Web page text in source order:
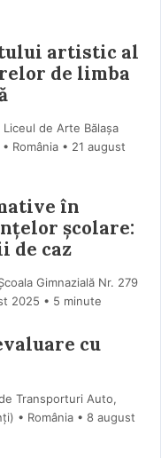
artistic al
de limba
Liceul de Arte Bălașa
România
21 august
în
școlare:
de caz
Gimnazială Nr. 279
2025 • 5 minute
cu
Transporturi Auto,
• România
8 august